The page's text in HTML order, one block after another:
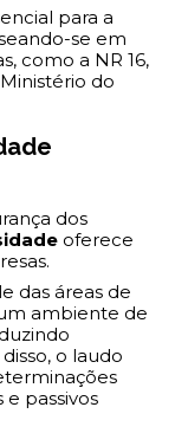
para a
se em
como a NR 16,
do
dos
oferece
das áreas de
ambiente de
o laudo
e passivos